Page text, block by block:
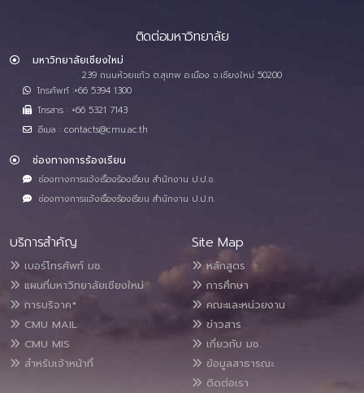
ติดต่อมหาวิทยาลัย
มหาวิทยาลัยเชียงใหม่
239 ถนนห้วยแก้ว ต.สุเทพ อ.เมือง จ.เชียงใหม่ 50200
โทรศัพท์ :+66 5394 1300
โทรสาร : +66 5321 7143
อีเมล : contacts@cmu.ac.th
ช่องทางการร้องเรียน
ช่องทางการแจ้งเรื่องร้องเรียน สำนักงาน ป.ป.ช.
ช่องทางการแจ้งเรื่องร้องเรียน สำนักงาน ป.ป.ท.
บริการสำคัญ
เบอร์โทรศัพท์ มช.
แผนที่มหาวิทยาลัยเชียงใหม่
การบริจาค*
CMU MAIL
CMU MIS
สำหรับเจ้าหน้าที่
Site Map
หลักสูตร
การศึกษา
คณะและหน่วยงาน
ข่าวสาร
เกี่ยวกับ มช.
ข้อมูลสาธารณะ
ติดต่อเรา